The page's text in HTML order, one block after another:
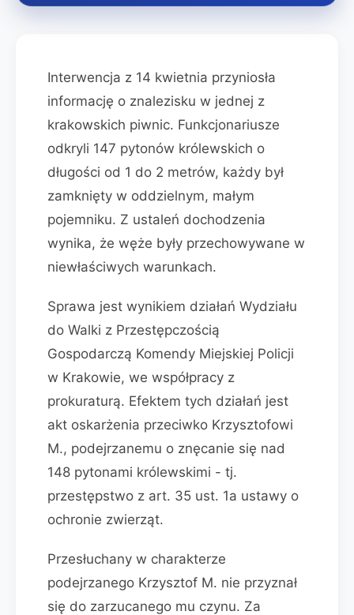
Interwencja z 14 kwietnia przyniosła
informację o znalezisku w jednej z
krakowskich piwnic. Funkcjonariusze
odkryli 147 pytonów królewskich o
długości od 1 do 2 metrów, każdy był
zamknięty w oddzielnym, małym
pojemniku. Z ustaleń dochodzenia
wynika, że węże były przechowywane w
niewłaściwych warunkach.
Sprawa jest wynikiem działań Wydziału
do Walki z Przestępczością
Gospodarczą Komendy Miejskiej Policji
w Krakowie, we współpracy z
prokuraturą. Efektem tych działań jest
akt oskarżenia przeciwko Krzysztofowi
M., podejrzanemu o znęcanie się nad
148 pytonami królewskimi - tj.
przestępstwo z art. 35 ust. 1a ustawy o
ochronie zwierząt.
Przesłuchany w charakterze
podejrzanego Krzysztof M. nie przyznał
się do zarzucanego mu czynu. Za